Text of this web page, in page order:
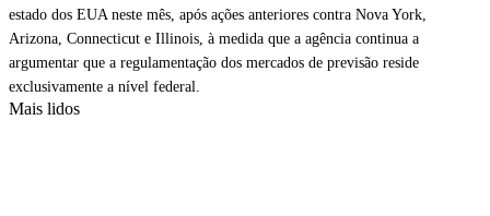
estado dos EUA neste mês, após ações anteriores contra Nova York,
Arizona, Connecticut e Illinois, à medida que a agência continua a
argumentar que a regulamentação dos mercados de previsão reside
exclusivamente a nível federal.
Mais lidos